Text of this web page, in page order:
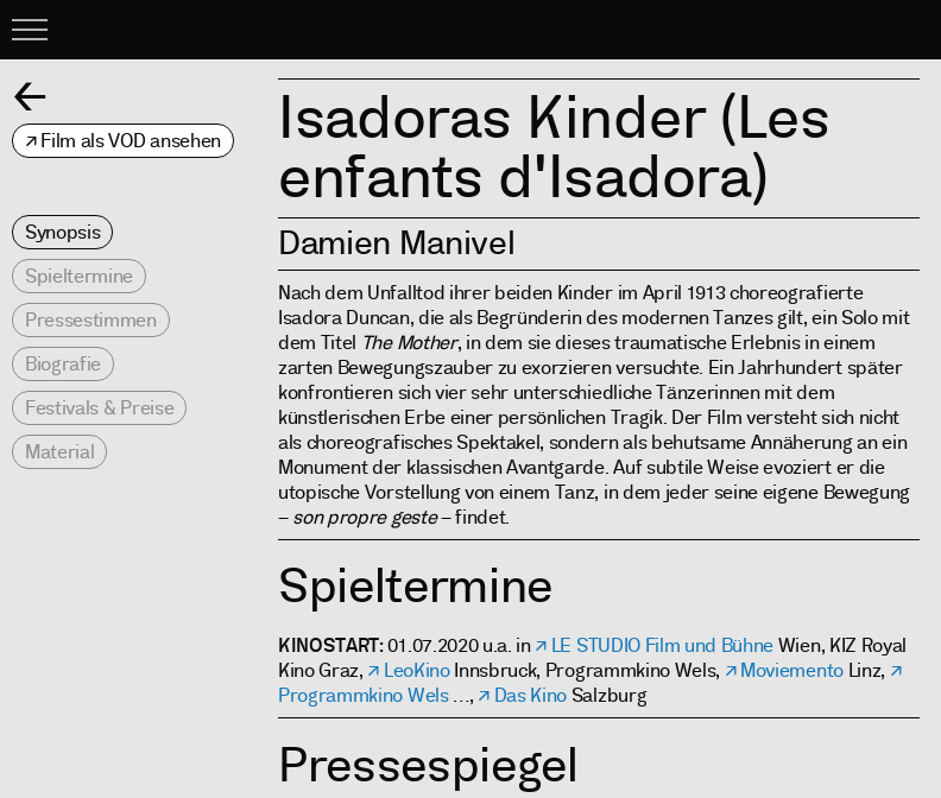
Film als VOD ansehen
Synopsis
Spieltermine
Pressestimmen
Biografie
Festivals & Preise
Material
Isadoras Kinder (Les
enfants d'Isadora)
Damien Manivel
Nach dem Unfalltod ihrer beiden Kinder im April 1913 choreografierte
Isadora Duncan, die als Begründerin des modernen Tanzes gilt, ein Solo mit
dem Titel The Mother, in dem sie dieses traumatische Erlebnis in einem
zarten Bewegungszauber zu exorzieren versuchte. Ein Jahrhundert später
konfrontieren sich vier sehr unterschiedliche Tänzerinnen mit dem
künstlerischen Erbe einer persönlichen Tragik. Der Film versteht sich nicht
als choreografisches Spektakel, sondern als behutsame Annäherung an ein
Monument der klassischen Avantgarde. Auf subtile Weise evoziert er die
utopische Vorstellung von einem Tanz, in dem jeder seine eigene Bewegung
–son propre geste– findet.
Spieltermine
KINOSTART: 01.07.2020 u.a. in LE STUDIO Film und BühneWien, KIZ Royal
Kino Graz,
LeoKinoInnsbruck, Programmkino Wels, MoviementoLinz,
Programmkino Wels…, Das Kino Salzburg
Pressespiegel